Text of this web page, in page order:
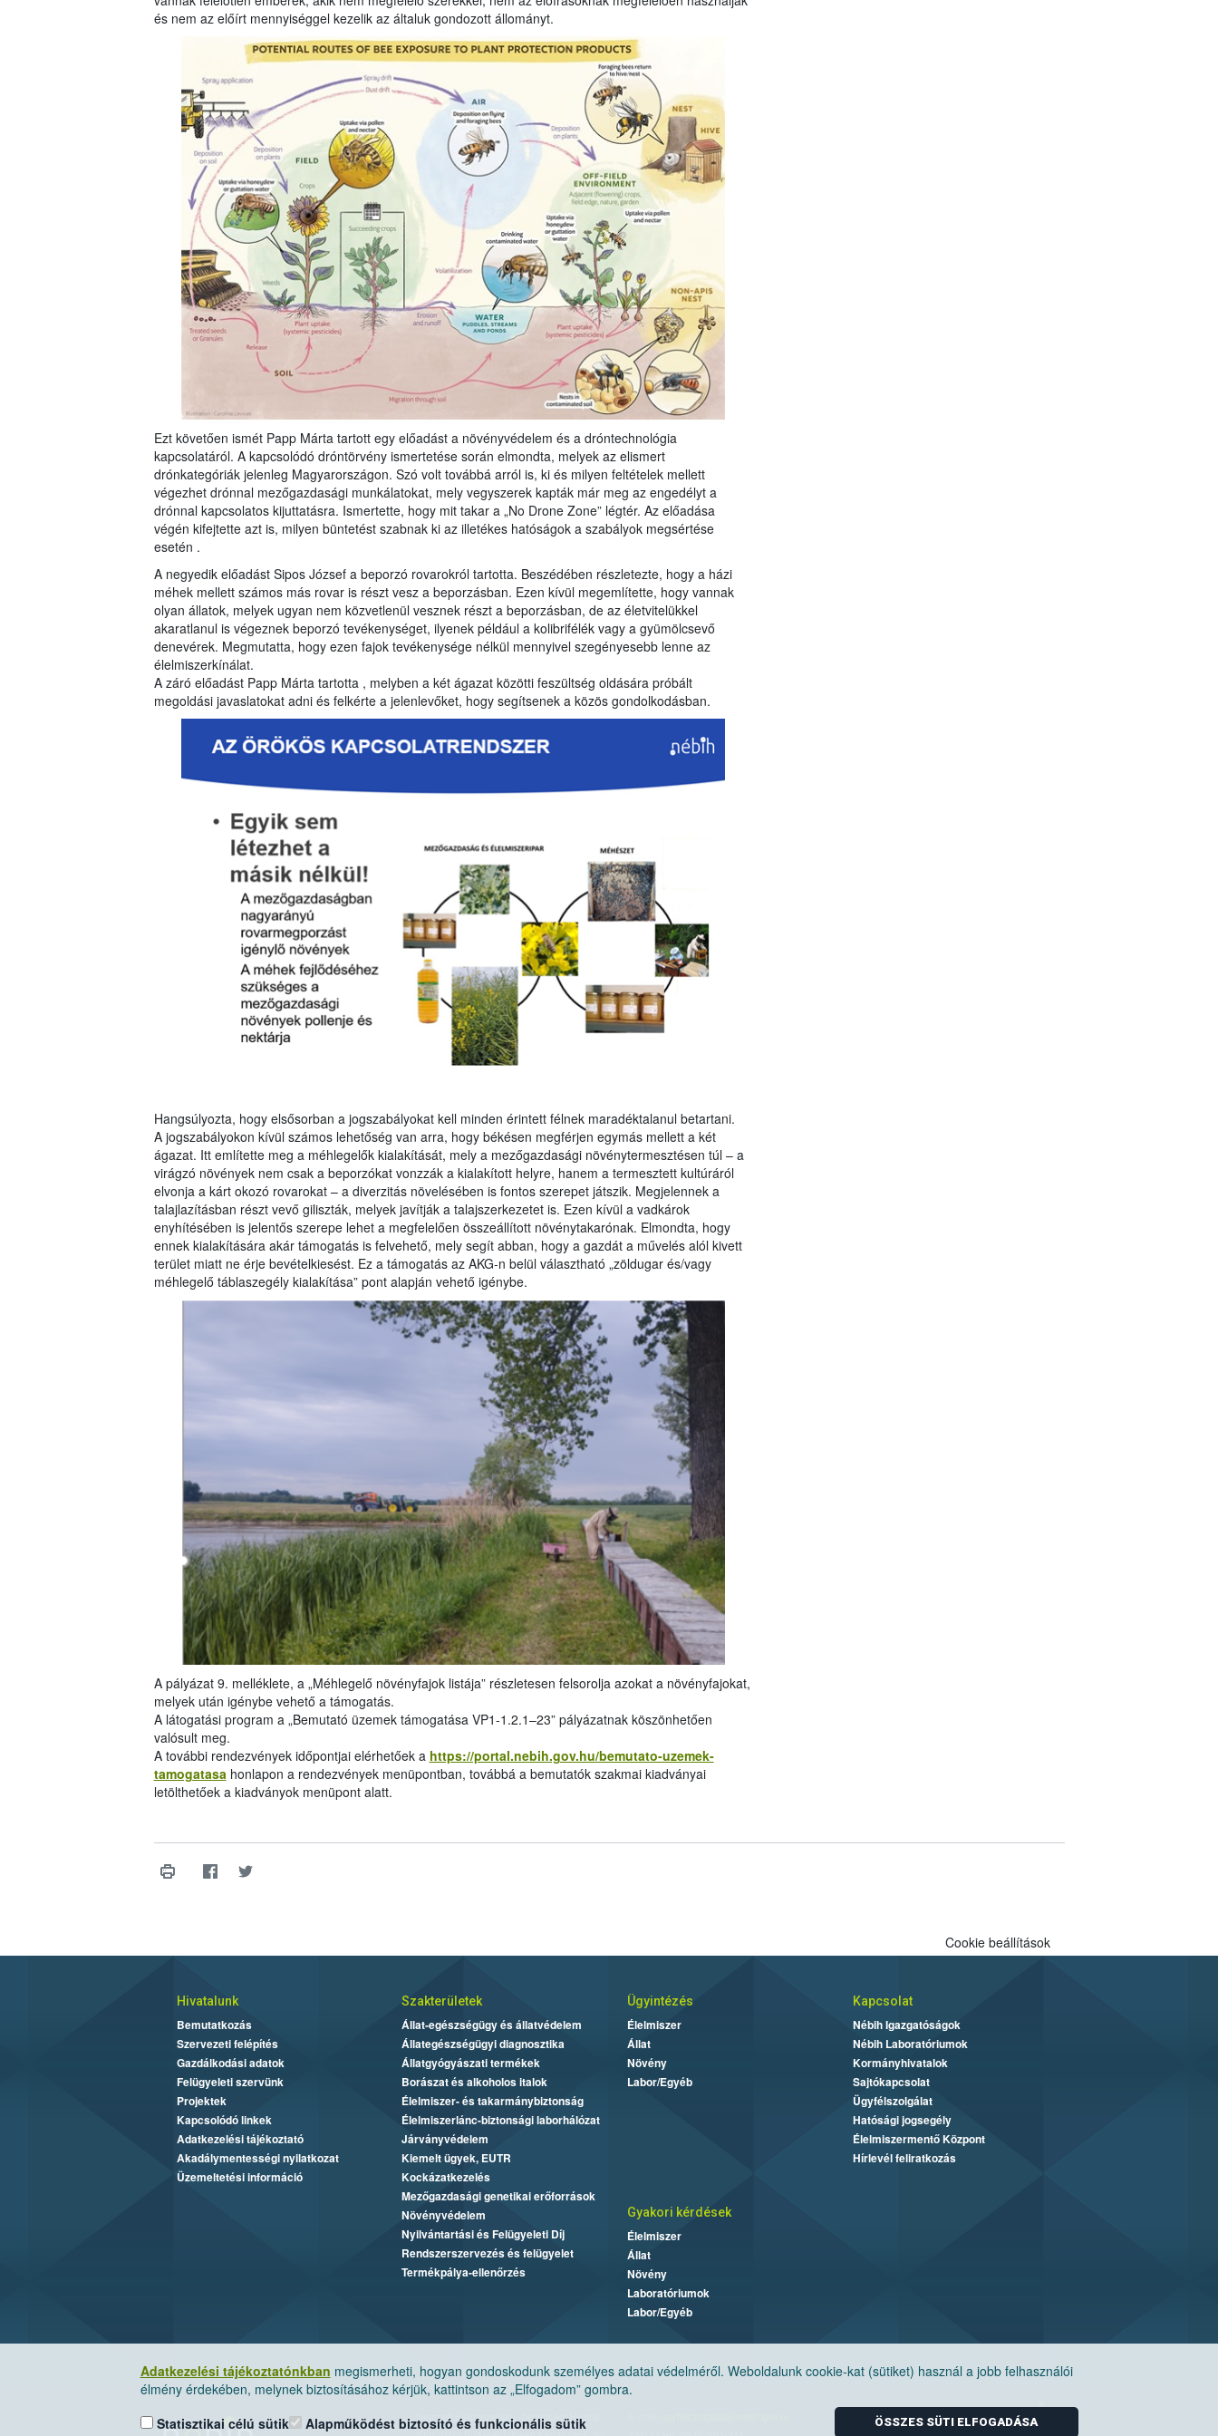
és nem az előírt mennyiséggel kezelik az általuk gondozott állományt.
Ezt követően ismét Papp Márta tartott egy előadást a növényvédelem és a dróntechnológia
kapcsolatáról. A kapcsolódó dróntörvény ismertetése során elmondta, melyek az elismert
drónkategóriák jelenleg Magyarországon. Szó volt továbbá arról is, ki és milyen feltételek mellett
végezhet drónnal mezőgazdasági munkálatokat, mely vegyszerek kapták már meg az engedélyt a
drónnal kapcsolatos kijuttatásra. Ismertette, hogy mit takar a „No Drone Zone” légtér. Az előadása
végén kifejtette azt is, milyen büntetést szabnak ki az illetékes hatóságok a szabályok megsértése
esetén .
A negyedik előadást Sipos József a beporzó rovarokról tartotta. Beszédében részletezte, hogy a házi
méhek mellett számos más rovar is részt vesz a beporzásban. Ezen kívül megemlítette, hogy vannak
olyan állatok, melyek ugyan nem közvetlenül vesznek részt a beporzásban, de az életvitelükkel
akaratlanul is végeznek beporzó tevékenységet, ilyenek például a kolibrifélék vagy a gyümölcsevő
denevérek. Megmutatta, hogy ezen fajok tevékenysége nélkül mennyivel szegényesebb lenne az
élelmiszerkínálat.
A záró előadást Papp Márta tartotta , melyben a két ágazat közötti feszültség oldására próbált
megoldási javaslatokat adni és felkérte a jelenlevőket, hogy segítsenek a közös gondolkodásban.
Hangsúlyozta, hogy elsősorban a jogszabályokat kell minden érintett félnek maradéktalanul betartani.
A jogszabályokon kívül számos lehetőség van arra, hogy békésen megférjen egymás mellett a két
ágazat. Itt említette meg a méhlegelők kialakítását, mely a mezőgazdasági növénytermesztésen túl – a
virágzó növények nem csak a beporzókat vonzzák a kialakított helyre, hanem a termesztett kultúráról
elvonja a kárt okozó rovarokat – a diverzitás növelésében is fontos szerepet játszik. Megjelennek a
talajlazításban részt vevő giliszták, melyek javítják a talajszerkezetet is. Ezen kívül a vadkárok
enyhítésében is jelentős szerepe lehet a megfelelően összeállított növénytakarónak. Elmondta, hogy
ennek kialakítására akár támogatás is felvehető, mely segít abban, hogy a gazdát a művelés alól kivett
terület miatt ne érje bevételkiesést. Ez a támogatás az AKG-n belül választható „zöldugar és/vagy
méhlegelő táblaszegély kialakítása” pont alapján vehető igénybe.
A pályázat 9. melléklete, a „Méhlegelő növényfajok listája” részletesen felsorolja azokat a növényfajokat,
melyek után igénybe vehető a támogatás.
A látogatási program a „Bemutató üzemek támogatása VP1-1.2.1–23” pályázatnak köszönhetően
valósult meg.
A további rendezvények időpontjai elérhetőek a https://portal.nebih.gov.hu/bemutato-uzemek-
tamogatasahonlapon a rendezvények menüpontban, továbbá a bemutatók szakmai kiadványai
letölthetőek a kiadványok menüpont alatt.
Adatkezelési tájékoztatónkban megismerheti, hogyan gondoskodunk személyes adatai védelméről. Weboldalunk cookie-kat (sütiket) használ a jobb felhasználói
élmény érdekében, melynek biztosításához kérjük, kattintson az „Elfogadom” gombra.
Statisztikai célú sütik
Alapműködést biztosító és funkcionális sütik ÖSSZES SÜTI ELFOGADÁSA
Cookie beállítások
Hivatalunk
Bemutatkozás
Szervezeti felépítés
Gazdálkodási adatok
Felügyeleti szervünk
Projektek
Kapcsolódó linkek
Adatkezelési tájékoztató
Akadálymentességi nyilatkozat
Üzemeltetési információ
Szakterületek
Állat-egészségügy és állatvédelem
Állategészségügyi diagnosztika
Állatgyógyászati termékek
Borászat és alkoholos italok
Élelmiszer- és takarmánybiztonság
Élelmiszerlánc-biztonsági laborhálózat
Járványvédelem
Kiemelt ügyek, EUTR
Kockázatkezelés
Mezőgazdasági genetikai erőforrások
Növényvédelem
Nyilvántartási és Felügyeleti Díj
Rendszerszervezés és felügyelet
Termékpálya-ellenőrzés
Ügyintézés
Élelmiszer
Állat
Növény
Labor/Egyéb
Kapcsolat
Nébih Igazgatóságok
Nébih Laboratóriumok
Kormányhivatalok
Sajtókapcsolat
Ügyfélszolgálat
Hatósági jogsegély
Élelmiszermentő Központ
Hírlevél feliratkozás
Gyakori kérdések
Élelmiszer
Állat
Növény
Laboratóriumok
Labor/Egyéb
Nemzeti Élelmiszerlánc-biztonsági Hivatal